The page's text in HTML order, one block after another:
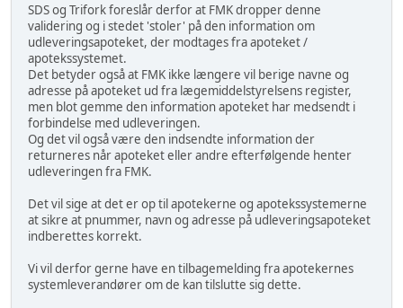
SDS og Trifork foreslår derfor at FMK dropper denne
validering og i stedet 'stoler' på den information om
udleveringsapoteket, der modtages fra apoteket /
apotekssystemet.
Det betyder også at FMK ikke længere vil berige navne og
adresse på apoteket ud fra lægemiddelstyrelsens register,
men blot gemme den information apoteket har medsendt i
forbindelse med udleveringen.
Og det vil også være den indsendte information der
returneres når apoteket eller andre efterfølgende henter
udleveringen fra FMK.
Det vil sige at det er op til apotekerne og apotekssystemerne
at sikre at pnummer, navn og adresse på udleveringsapoteket
indberettes korrekt.
Vi vil derfor gerne have en tilbagemelding fra apotekernes
systemleverandører om de kan tilslutte sig dette.